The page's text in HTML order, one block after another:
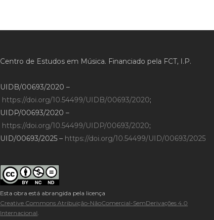
Centro de Estudos em Música. Financiado pela FCT, I.P.
UIDB/00693/2020 –
https://doi.org/10.54499/UIDB/00693/2020;
UIDP/00693/2020 –
https://doi.org/10.54499/UIDP/00693/2020;
UID/00693/2025 – https://doi.org/10.54499/UID/00693/2025
Esta obra está abrangida pela licença
Creative Commons Atribuição-NãoComercial-SemDerivações 4.0
Internacional.